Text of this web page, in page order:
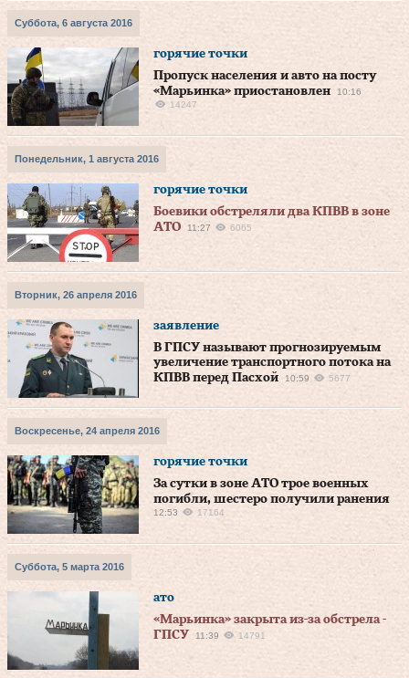
Суббота, 6 августа 2016
горячие точки
Пропуск населения и авто на посту
«Марьинка» приостановлен
10:16
14247
Понедельник, 1 августа 2016
горячие точки
Боевики обстреляли два КПВВ в зоне
АТО
11:27 6065
Вторник, 26 апреля 2016
заявление
В ГПСУ называют прогнозируемым
увеличение транспортного потока на
КПВВ перед Пасхой
10:59 5677
Воскресенье, 24 апреля 2016
горячие точки
За сутки в зоне АТО трое военных
погибли, шестеро получили ранения
12:53 17164
Суббота, 5 марта 2016
ато
«Марьинка» закрыта из-за обстрела -
ГПСУ
11:39 14791